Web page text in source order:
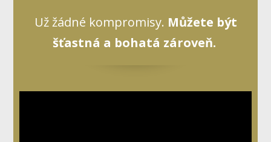
Už žádné kompromisy. Můžete být
šťastná a bohatá zároveň.